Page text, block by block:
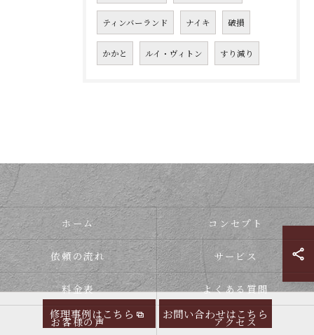
ティンバーランド ナイキ 破損
かかと ルイ・ヴィトン すり減り
修理事例はこちら お問い合わせはこちら
ホーム コンセプト
依頼の流れ サービス
料金表 よくある質問
お客様の声 アクセス